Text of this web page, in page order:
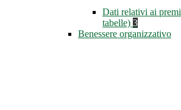
Dati relativi ai
tabelle) 3
Benessere organizzativo